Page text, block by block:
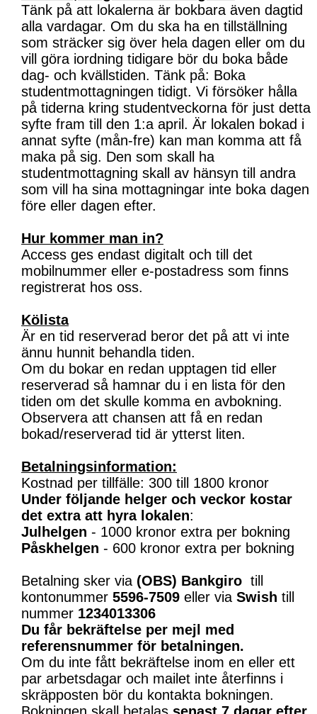
Tänk på att lokalerna är bokbara även dagtid
alla vardagar. Om du ska ha en tillställning
som sträcker sig över hela dagen eller om du
vill göra iordning tidigare bör du boka både
dag- och kvällstiden. Tänk på: Boka
studentmottagningen tidigt. Vi försöker hålla
på tiderna kring studentveckorna för just detta
syfte fram till den 1:a april. Är lokalen bokad i
annat syfte (mån-fre) kan man komma att få
maka på sig. Den som skall ha
studentmottagning skall av hänsyn till andra
som vill ha sina mottagningar inte boka dagen
före eller dagen efter.
Hur kommer man in?
Access ges endast digitalt och till det
mobilnummer eller e-postadress som finns
registrerat hos oss.
Kölista
Är en tid reserverad beror det på att vi inte
ännu hunnit behandla tiden.
Om du bokar en redan upptagen tid eller
reserverad så hamnar du i en lista för den
tiden om det skulle komma en avbokning.
Observera att chansen att få en redan
bokad/reserverad tid är ytterst liten.
Betalningsinformation:
Kostnad per tillfälle: 300 till 1800 kronor
Under följande helger och veckor kostar
det extra att hyra lokalen:
Julhelgen - 1000 kronor extra per bokning
Påskhelgen - 600 kronor extra per bokning
Betalning sker via (OBS) Bankgiro till
kontonummer 5596-7509 eller via Swish till
nummer 1234013306
Du får bekräftelse per mejl med
referensnummer för betalningen.
Om du inte fått bekräftelse inom en eller ett
par arbetsdagar och mailet inte återfinns i
skräpposten bör du kontakta bokningen.